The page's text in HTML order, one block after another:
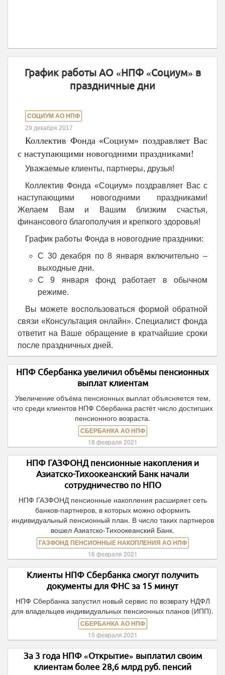
График работы АО «НПФ «Социум» в
праздничные дни
СОЦИУМ АО НПФ
29 декабря 2017
Коллектив Фонда «Социум» поздравляет Вас
с наступающими новогодними праздниками!
Уважаемые клиенты, партнеры, друзья!
Коллектив Фонда «Социум» поздравляет Вас с
наступающими новогодними праздниками!
Желаем Вам и Вашим близким счастья,
финансового благополучия и крепкого здоровья!
График работы Фонда в новогодние праздники:
С 30 декабря по 8 января включительно –
выходные дни.
С 9 января фонд работает в обычном
режиме.
Вы можете воспользоваться формой обратной
связи «Консультация онлайн». Специалист фонда
ответит на Ваше обращение в кратчайшие сроки
после праздничных дней.
НПФ Сбербанка увеличил объёмы пенсионных
выплат клиентам
Увеличение объёма пенсионных выплат объясняется тем,
что среди клиентов НПФ Сбербанка растёт число достигших
пенсионного возраста.
СБЕРБАНКА АО НПФ
18 февраля 2021
НПФ ГАЗФОНД пенсионные накопления и
Азиатско-Тихоокеанский Банк начали
сотрудничество по НПО
НПФ ГАЗФОНД пенсионные накопления расширяет сеть
банков-партнеров, в которых можно оформить
индивидуальный пенсионный план. В число таких партнеров
вошел Азиатско-Тихоокеанский Банк.
ГАЗФОНД ПЕНСИОННЫЕ НАКОПЛЕНИЯ АО НПФ
16 февраля 2021
Клиенты НПФ Сбербанка смогут получить
документы для ФНС за 15 минут
НПФ Сбербанка запустил новый сервис по возврату НДФЛ
для владельцев индивидуальных пенсионных планов (ИПП).
СБЕРБАНКА АО НПФ
15 февраля 2021
За 3 года НПФ «Открытие» выплатил своим
клиентам более 28,6 млрд руб. пенсий